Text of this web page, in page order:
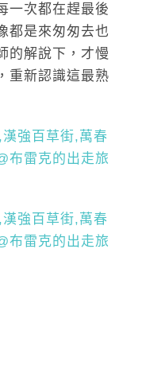
一次都在趕最後
都是來匆匆去也
的解說下，才慢
重新認識這最熟